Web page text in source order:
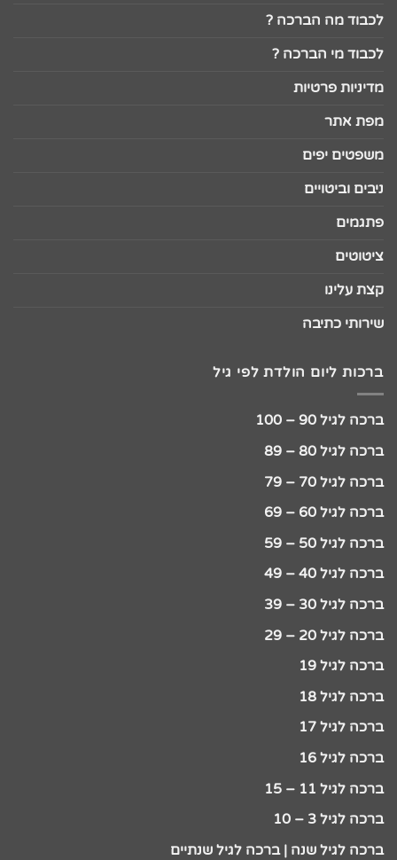
לכבוד מה הברכה ?
לכבוד מי הברכה ?
מדיניות פרטיות
מפת אתר
משפטים יפים
ניבים וביטויים
פתגמים
ציטוטים
קצת עלינו
שירותי כתיבה
ברכות ליום הולדת לפי גיל
ברכה לגיל 90 – 100
ברכה לגיל 80 – 89
ברכה לגיל 70 – 79
ברכה לגיל 60 – 69
ברכה לגיל 50 – 59
ברכה לגיל 40 – 49
ברכה לגיל 30 – 39
ברכה לגיל 20 – 29
ברכה לגיל 19
ברכה לגיל 18
ברכה לגיל 17
ברכה לגיל 16
ברכה לגיל 11 – 15
ברכה לגיל 3 – 10
ברכה לגיל שנה | ברכה לגיל שנתיים